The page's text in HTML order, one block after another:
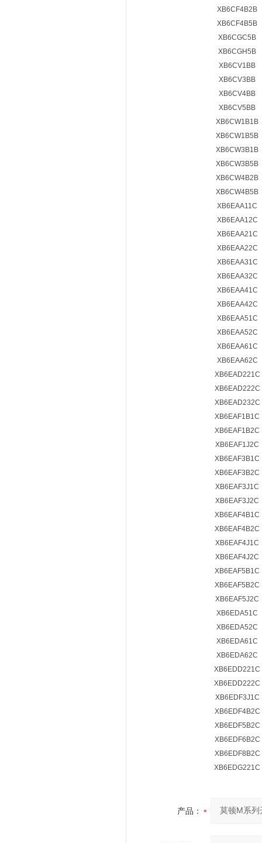
XB6CF4B2B
XB6CF4B5B
XB6CGC5B
XB6CGH5B
XB6CV1BB
XB6CV3BB
XB6CV4BB
XB6CV5BB
XB6CW1B1B
XB6CW1B5B
XB6CW3B1B
XB6CW3B5B
XB6CW4B2B
XB6CW4B5B
XB6EAA11C
XB6EAA12C
XB6EAA21C
XB6EAA22C
XB6EAA31C
XB6EAA32C
XB6EAA41C
XB6EAA42C
XB6EAA51C
XB6EAA52C
XB6EAA61C
XB6EAA62C
XB6EAD221C
XB6EAD222C
XB6EAD232C
XB6EAF1B1C
XB6EAF1B2C
XB6EAF1J2C
XB6EAF3B1C
XB6EAF3B2C
XB6EAF3J1C
XB6EAF3J2C
XB6EAF4B1C
XB6EAF4B2C
XB6EAF4J1C
XB6EAF4J2C
XB6EAF5B1C
XB6EAF5B2C
XB6EAF5J2C
XB6EDA51C
XB6EDA52C
XB6EDA61C
XB6EDA62C
XB6EDD221C
XB6EDD222C
XB6EDF3J1C
XB6EDF4B2C
XB6EDF5B2C
XB6EDF6B2C
XB6EDF8B2C
XB6EDG221C
产品：